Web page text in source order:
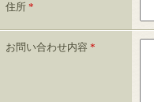
住所 *
お問い合わせ内容 *